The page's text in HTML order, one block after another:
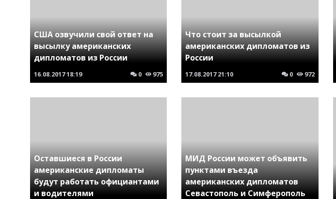
США озвучили свой ответ на
высылку американских
дипломатов из России
16.08.201718:19 0 975
Что стоит за высылкой
американских дипломатов из
России
17.08.201721:10 0 972
Оставшиеся в России
американские дипломаты
будут работать официантами
и водителями
МИД России может объявить
пунктами въезда
американских дипломатов
Севастополь и Симферополь